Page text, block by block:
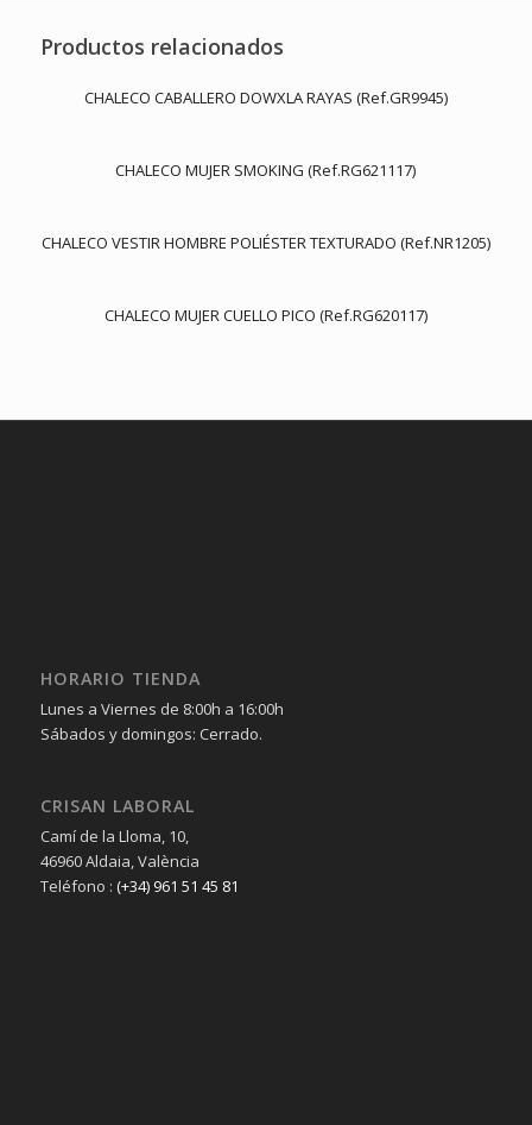
Productos relacionados
CHALECO CABALLERO DOWXLA RAYAS (Ref.GR9945)
CHALECO MUJER SMOKING (Ref.RG621117)
CHALECO VESTIR HOMBRE POLIÉSTER TEXTURADO (Ref.NR1205)
CHALECO MUJER CUELLO PICO (Ref.RG620117)
HORARIO TIENDA
Lunes a Viernes de 8:00h a 16:00h
Sábados y domingos: Cerrado.
CRISAN LABORAL
Camí de la Lloma, 10,
46960 Aldaia, València
Teléfono : (+34) 961 51 45 81